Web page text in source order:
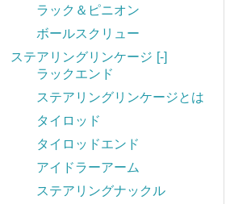
ラック＆ピニオン
ボールスクリュー
ステアリングリンケージ [-]
ラックエンド
ステアリングリンケージとは
タイロッド
タイロッドエンド
アイドラーアーム
ステアリングナックル